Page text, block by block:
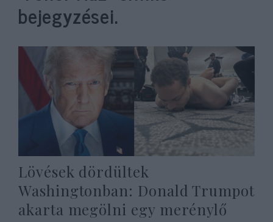
bejegyzései.
Lövések dördültek
Washingtonban: Donald Trumpot
akarta megölni egy merénylő